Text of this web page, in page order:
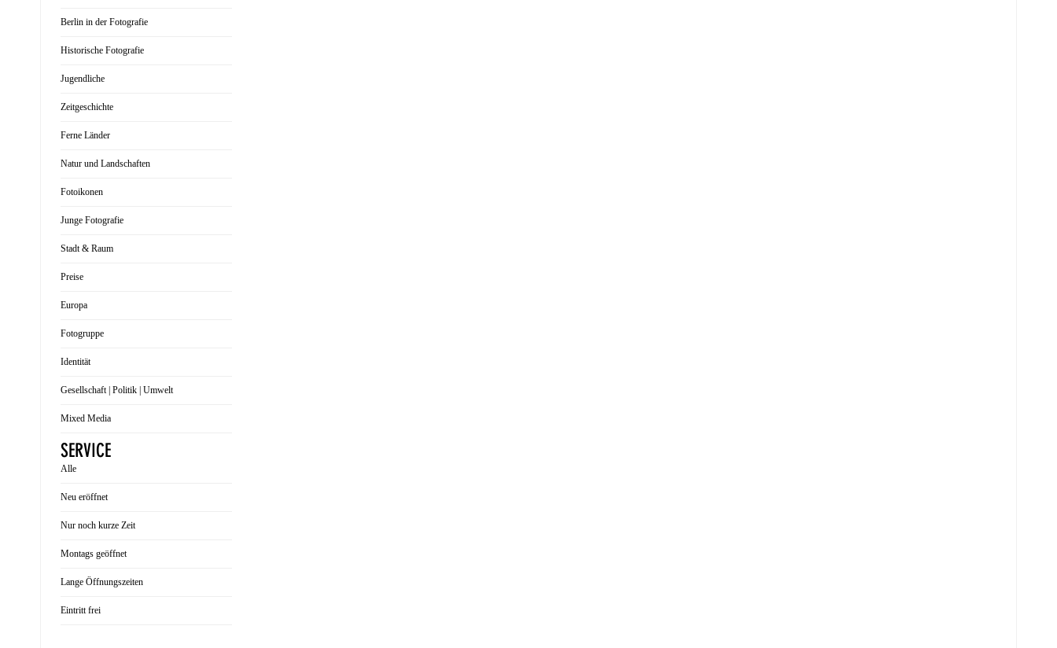
Berlin in der Fotografie
Historische Fotografie
Jugendliche
Zeitgeschichte
Ferne Länder
Natur und Landschaften
Fotoikonen
Junge Fotografie
Stadt & Raum
Preise
Europa
Fotogruppe
Identität
Gesellschaft | Politik | Umwelt
Mixed Media
SERVICE
Alle
Neu eröffnet
Nur noch kurze Zeit
Montags geöffnet
Lange Öffnungszeiten
Eintritt frei